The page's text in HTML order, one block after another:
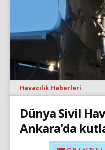
Havacılık Haberleri
Dünya Sivil
Ankara'da